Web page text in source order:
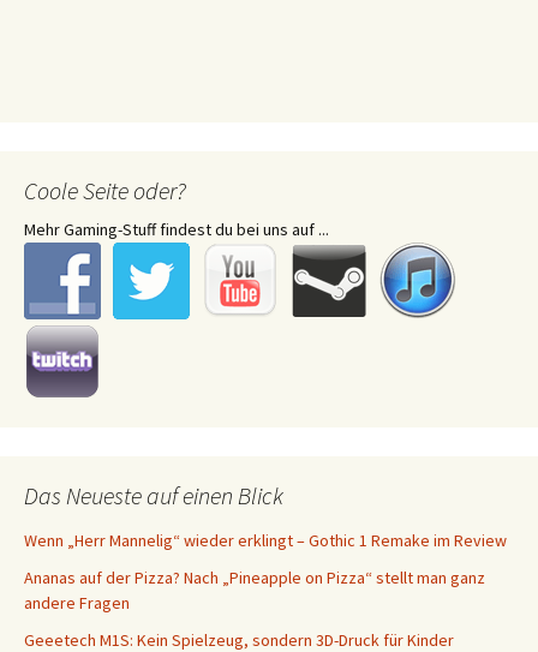
Coole Seite oder?
Mehr Gaming-Stuff findest du bei uns auf ...
Das Neueste auf einen Blick
Wenn „Herr Mannelig“ wieder erklingt – Gothic 1 Remake im Review
Ananas auf der Pizza? Nach „Pineapple on Pizza“ stellt man ganz
andere Fragen
Geeetech M1S: Kein Spielzeug, sondern 3D-Druck für Kinder